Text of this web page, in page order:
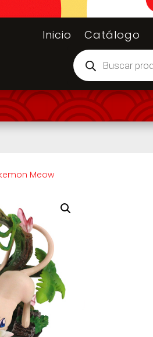
Inicio Catálogo
Búsqueda
de
productos
Meow